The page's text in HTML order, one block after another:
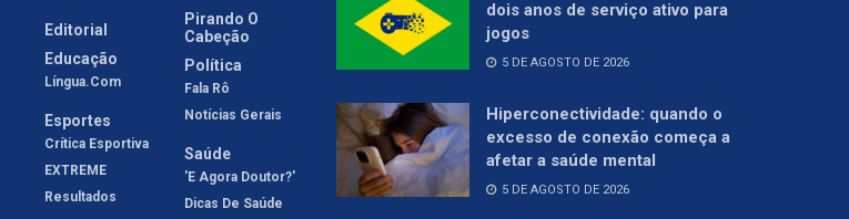
Editorial
Educação
Língua.com
Esportes
Crítica Esportiva
EXTREME
Resultados
Pirando O
Cabeção
Política
Fala Rô
Notícias Gerais
Saúde
'E Agora Doutor?'
Dicas De Saúde
dois anos de serviço ativo para
jogos
5 DE AGOSTO DE 2026
Hiperconectividade: quando o
excesso de conexão começa a
afetar a saúde mental
5 DE AGOSTO DE 2026